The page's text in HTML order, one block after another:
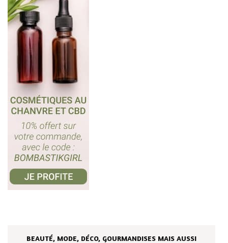
BEAUTÉ, MODE, DÉCO, GOURMANDISES MAIS AUSSI